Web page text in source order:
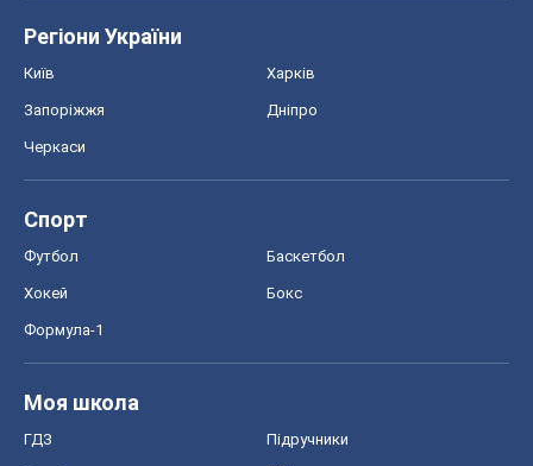
Регіони України
Київ Харків
Запоріжжя Дніпро
Черкаси
Спорт
Футбол Баскетбол
Хокей Бокс
Формула-1
Моя школа
ГДЗ Підручники